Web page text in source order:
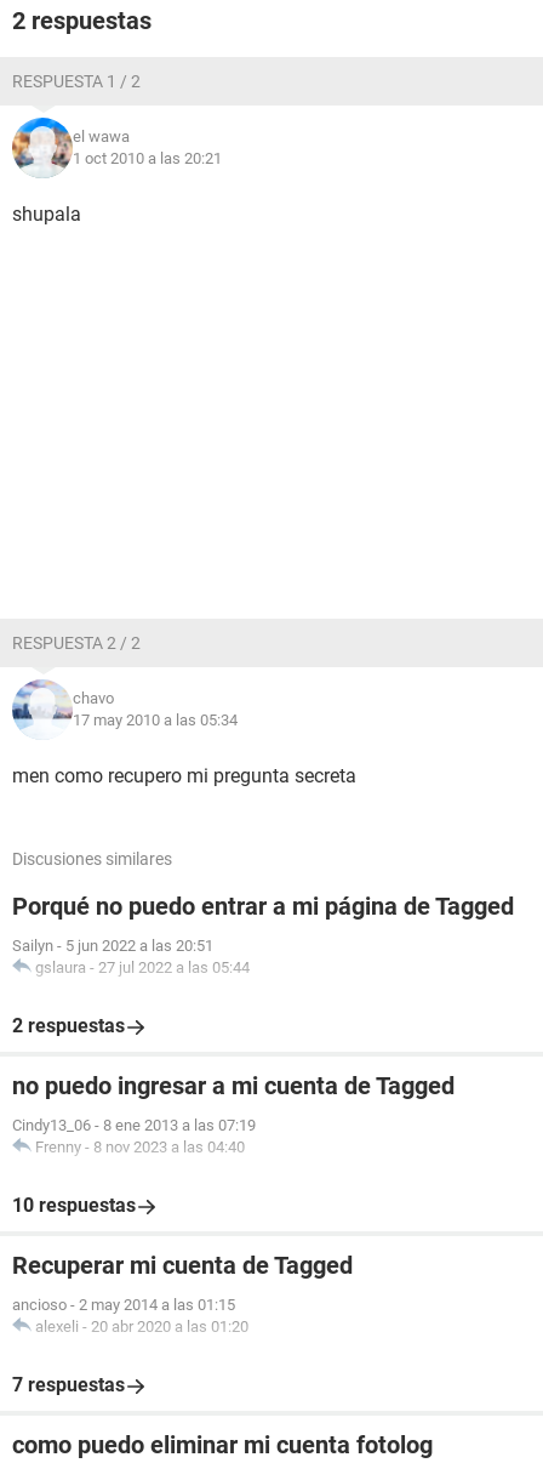
2 respuestas
RESPUESTA 1 / 2
el wawa
1 oct 2010 a las 20:21
shupala
RESPUESTA 2 / 2
chavo
17 may 2010 a las 05:34
men como recupero mi pregunta secreta
Discusiones similares
Porqué no puedo entrar a mi página de Tagged
Sailyn - 5 jun 2022 a las 20:51
gslaura - 27 jul 2022 a las 05:44
2 respuestas
no puedo ingresar a mi cuenta de Tagged
Cindy13_06 - 8 ene 2013 a las 07:19
Frenny - 8 nov 2023 a las 04:40
10 respuestas
Recuperar mi cuenta de Tagged
ancioso - 2 may 2014 a las 01:15
alexeli - 20 abr 2020 a las 01:20
7 respuestas
como puedo eliminar mi cuenta fotolog